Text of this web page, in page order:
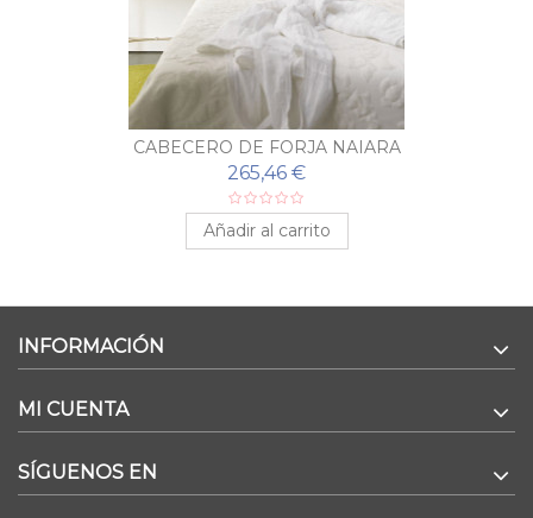
CABECERO DE FORJA NAIARA
265,46 €
Añadir al carrito
INFORMACIÓN
MI CUENTA
SÍGUENOS EN